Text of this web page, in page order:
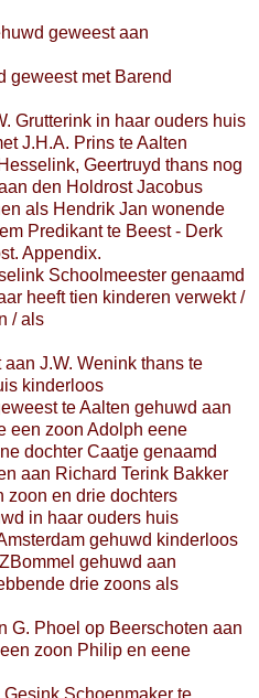
geweest aan
geweest met Barend
Grutterink in haar ouders huis
J.H.A. Prins te Aalten
Geertruyd thans nog
den Holdrost Jacobus
als Hendrik Jan wonende
Predikant te Beest - Derk
Appendix.
Schoolmeester genaamd
heeft tien kinderen verwekt /
/ als
J.W. Wenink thans te
kinderloos
te Aalten gehuwd aan
een zoon Adolph eene
dochter Caatje genaamd
aan Richard Terink Bakker
zoon en drie dochters
in haar ouders huis
gehuwd kinderloos
gehuwd aan
drie zoons als
G. Phoel op Beerschoten aan
zoon Philip en eene